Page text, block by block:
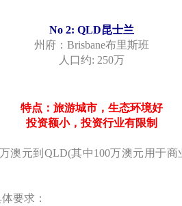
No 2: QLD昆士兰
州府：Brisbane布里斯班
人口约: 250万
特点：旅游城市，生态环境好
投资额小，投资行业有限制
澳元到 QLD(其中100万澳元用于
要求：